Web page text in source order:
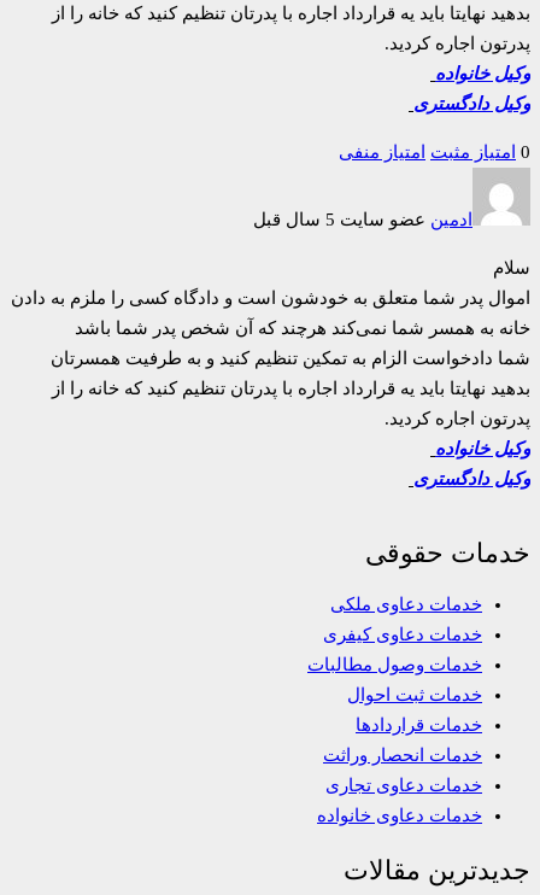
بدهید نهایتا باید یه قرارداد اجاره با پدرتان تنظیم کنید که خانه را از
پدرتون اجاره کردید.
وکیل خانواده
وکیل دادگستری
0 امتیاز مثبت امتیاز منفی
ادمین عضو سایت
سلام
اموال پدر شما متعلق به خودشون است و دادگاه کسی را ملزم به دادن
خانه به همسر شما نمی‌کند هرچند که آن شخص پدر شما باشد
شما دادخواست الزام به تمکین تنظیم کنید و به طرفیت همسرتان
بدهید نهایتا باید یه قرارداد اجاره با پدرتان تنظیم کنید که خانه را از
پدرتون اجاره کردید.
وکیل خانواده
وکیل دادگستری
خدمات حقوقی
خدمات دعاوی ملکی
خدمات دعاوی کیفری
خدمات وصول مطالبات
خدمات ثبت احوال
خدمات قراردادها
خدمات انحصار وراثت
خدمات دعاوی تجاری
خدمات دعاوی خانواده
جدیدترین مقالات